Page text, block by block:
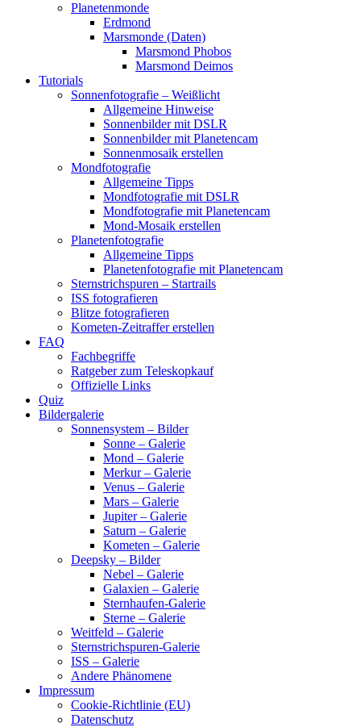
Planetenmonde
Erdmond
Marsmonde (Daten)
Marsmond Phobos
Marsmond Deimos
Tutorials
Sonnenfotografie – Weißlicht
Allgemeine Hinweise
Sonnenbilder mit DSLR
Sonnenbilder mit Planetencam
Sonnenmosaik erstellen
Mondfotografie
Allgemeine Tipps
Mondfotografie mit DSLR
Mondfotografie mit Planetencam
Mond-Mosaik erstellen
Planetenfotografie
Allgemeine Tipps
Planetenfotografie mit Planetencam
Sternstrichspuren – Startrails
ISS fotografieren
Blitze fotografieren
Kometen-Zeitraffer erstellen
FAQ
Fachbegriffe
Ratgeber zum Teleskopkauf
Offizielle Links
Quiz
Bildergalerie
Sonnensystem – Bilder
Sonne – Galerie
Mond – Galerie
Merkur – Galerie
Venus – Galerie
Mars – Galerie
Jupiter – Galerie
Saturn – Galerie
Kometen – Galerie
Deepsky – Bilder
Nebel – Galerie
Galaxien – Galerie
Sternhaufen-Galerie
Sterne – Galerie
Weitfeld – Galerie
Sternstrichspuren-Galerie
ISS – Galerie
Andere Phänomene
Impressum
Cookie-Richtlinie (EU)
Datenschutz